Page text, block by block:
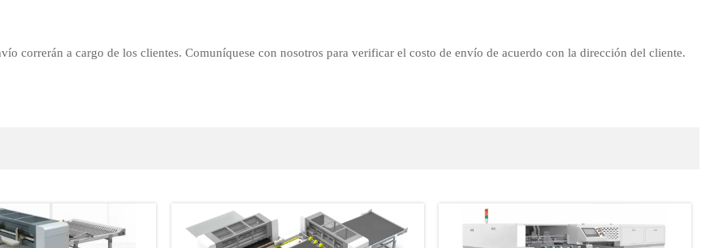
correrán a cargo de los clientes. Comuníquese con nosotros para verificar el costo de envío de acuerdo con la dirección del cliente.